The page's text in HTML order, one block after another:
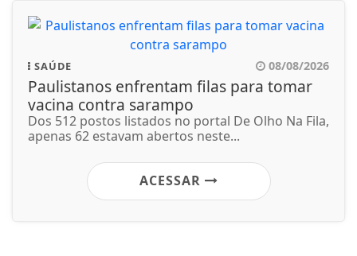
SAÚDE 08/08/2026
Paulistanos enfrentam filas para tomar
vacina contra sarampo
Dos 512 postos listados no portal De Olho Na Fila,
apenas 62 estavam abertos neste...
ACESSAR